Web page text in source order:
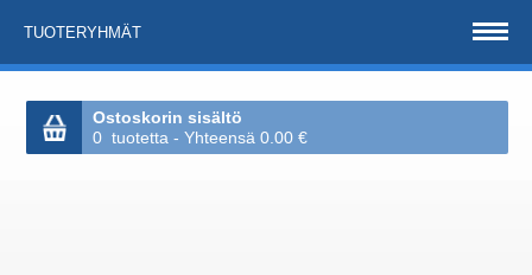
TUOTERYHMÄT
Ostoskorin sisältö
0 tuotetta - Yhteensä 0.00 €